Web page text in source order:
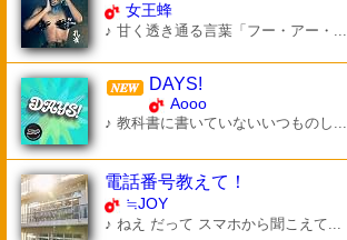
女王蜂
♪ 甘く透き通る言葉「フー・アー・...
DAYS!
Aooo
♪ 教科書に書いていないいつものし...
電話番号教えて！
≒JOY
♪ ねえ だって スマホから聞こえて...